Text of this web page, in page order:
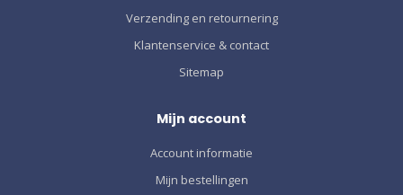
Verzending en retournering
Klantenservice & contact
Sitemap
Mijn account
Account informatie
Mijn bestellingen